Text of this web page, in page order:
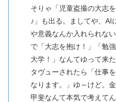
そりゃ「児童盗撮の大志
♪」も出る。ましてや、AI
や意義なんか入れられな
で「大志を抱け！」「勉
大学！」なんてゆって来
タヴューされたら「仕事
なります。」ゆ～けど。
甲斐なんて本気で考えて